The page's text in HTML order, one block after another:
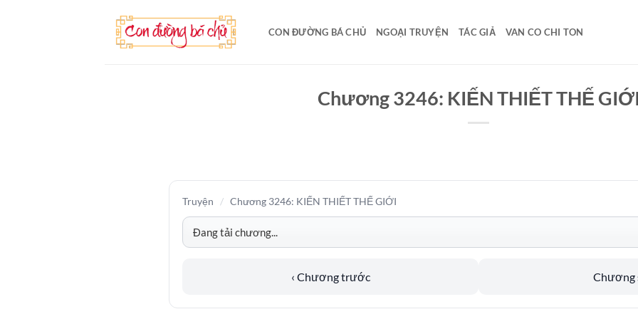
CON ĐƯỜNG BÁ CHỦ NGOẠI TRUYỆN TÁC GIẢ VAN CO CHI TON
Chương 3246: KIẾN THIẾT THẾ GIỚI
Truyện / Chương 3246: KIẾN THIẾT THẾ GIỚI
‹ Chương trước Chương